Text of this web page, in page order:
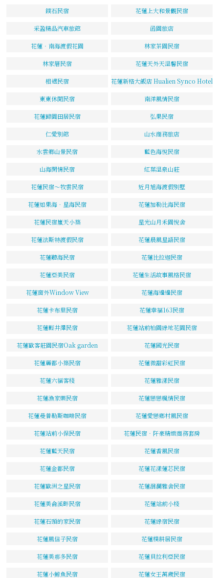
鏷石民宿 花蓮上大和景觀民宿
采盈精品汽車旅館 函園旅店
花蓮‧南海渡假花園 林家茶園民宿
林家厝民宿 花蓮天外天溫馨民宿
相遇民宿 花蓮新格大飯店 Hualien Synco Hotel
東東休閒民宿 南洋風情民宿
花蓮歸園田居民宿 弘果民宿
仁愛別館 山水商務旅店
水雲鄉山景民宿 藍色海悅民宿
山海閑情民宿 紅葉溫泉山莊
花蓮民宿～牧雲民宿 近月旭海渡假別墅
花蓮如果海．星海民宿 花蓮加勒比海民宿
花蓮民宿嵐天小築 星光山月禾園悅舍
花蓮法斯特渡假民宿 花蓮晨風星語民宿
花蓮聽海民宿 花蓮比拉迦民宿
花蓮亞美民宿 花蓮生活故事風格民宿
花蓮窗外Window View 花蓮海邊邊民宿
花蓮卡布里民宿 花蓮幸福163民宿
花蓮輕井澤民宿 花蓮站前柏園綠地花園民宿
花蓮歐客莊園民宿Oak garden 花蓮國光民宿
花蓮麗都小築民宿 花蓮微甜彩虹民宿
花蓮六福客棧 花蓮雅漾民宿
花蓮漁家樂民宿 花蓮戀戀楓情民宿
花蓮曼普勒斯咖啡民宿 花蓮愛戀鄉村風民宿
花蓮站前小保民宿 花蓮民宿．阡豪精緻商務套房
花蓮藍天民宿 花蓮香風民宿
花蓮金都民宿 花蓮花漾蓮芯民宿
花蓮歐洲之星民宿 花蓮洄瀾雅舍民宿
花蓮美侖溪畔民宿 花蓮站前小棧
花蓮石頭的家民宿 花蓮綠宿民宿
花蓮風信子民宿 花蓮樸耕居民宿
花蓮美那多民宿 花蓮貝拉利亞民宿
花蓮小鯨魚民宿 花蓮女王萬歲民宿